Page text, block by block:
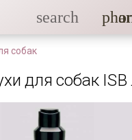
search
собак
для собак